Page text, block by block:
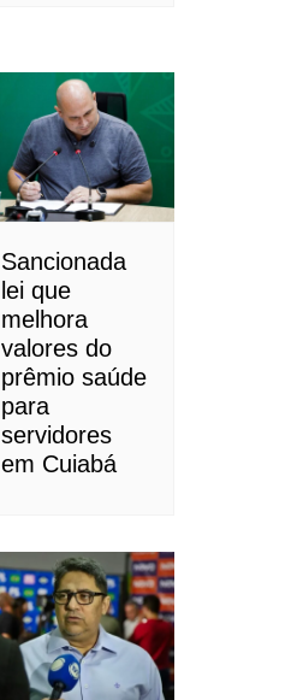
Sancionada
lei que
melhora
valores do
prêmio saúde
para
servidores
em Cuiabá